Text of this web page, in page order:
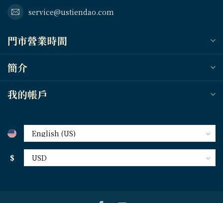
service@ustiendao.com
門市營業時間
簡介
我的帳戶
$